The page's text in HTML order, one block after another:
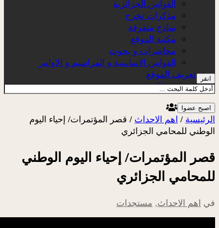
القوانين الجزائرية
مذكرات تخرج
نماذج متفرقة
مكتبة الموقع
محاضرات و بحوث
القوانين الاساسية و المراسيم و الاوامر
تعريف الموقع
عن الموقع
انقر
اصبح عضوا
الرئيسية / اهم الاحداث / قصر المؤتمرات/ إحياء اليوم
الوطني للمحامي الجزائري
قصر المؤتمرات/ إحياء اليوم الوطني
للمحامي الجزائري
في اهم الاحداث, مستجدات